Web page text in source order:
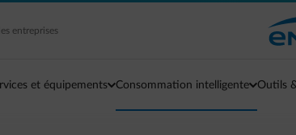
entreprises
et équipements Consommation intelligente Outils